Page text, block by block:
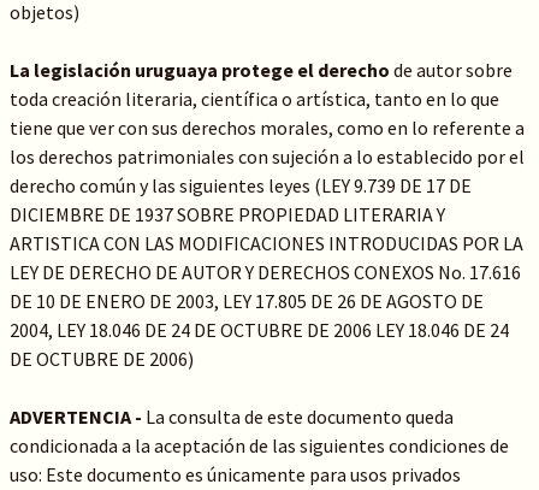
objetos)
La legislación uruguaya protege el derecho de autor sobre
toda creación literaria, científica o artística, tanto en lo que
tiene que ver con sus derechos morales, como en lo referente a
los derechos patrimoniales con sujeción a lo establecido por el
derecho común y las siguientes leyes (LEY 9.739 DE 17 DE
DICIEMBRE DE 1937 SOBRE PROPIEDAD LITERARIA Y
ARTISTICA CON LAS MODIFICACIONES INTRODUCIDAS POR LA
LEY DE DERECHO DE AUTOR Y DERECHOS CONEXOS No. 17.616
DE 10 DE ENERO DE 2003, LEY 17.805 DE 26 DE AGOSTO DE
2004, LEY 18.046 DE 24 DE OCTUBRE DE 2006 LEY 18.046 DE 24
DE OCTUBRE DE 2006)
ADVERTENCIA - La consulta de este documento queda
condicionada a la aceptación de las siguientes condiciones de
uso: Este documento es únicamente para usos privados